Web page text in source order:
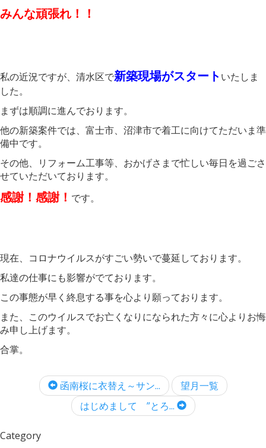
みんな頑張れ！！
私の近況ですが、清水区で新築現場がスタートいたしま
した。
まずは順調に進んでおります。
他の新築案件では、富士市、沼津市で着工に向けてただいま準
備中です。
その他、リフォーム工事等、おかげさまで忙しい毎日を過ごさ
せていただいております。
感謝！感謝！ です。
現在、コロナウイルスがすごい勢いで蔓延しております。
私達の仕事にも影響がでております。
この事態が早く終息する事を心より願っております。
また、このウイルスでお亡くなりになられた方々に心よりお悔
み申し上げます。
合掌。
函南桜に衣替え～サン...
望月一覧
はじめまして ”とろ...
Category